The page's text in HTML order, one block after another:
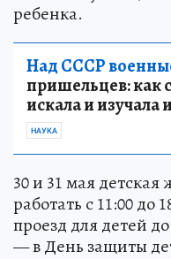
ребенка.
Над СССР
пришельцев: как
искала и изучала
НАУКА
30 и 31 мая детская
работать с 11:00 до
проезд для детей
— в День защиты